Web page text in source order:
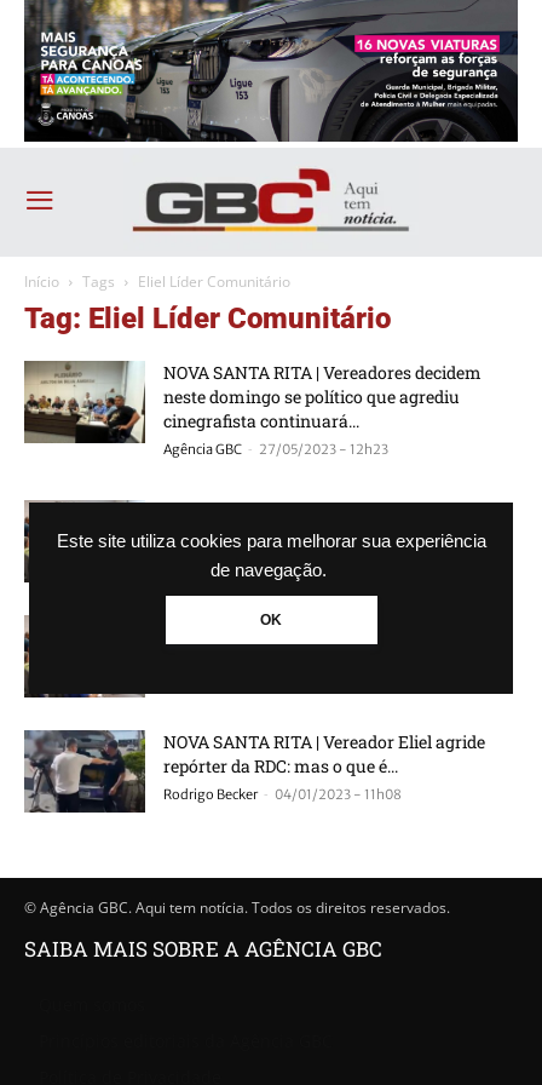
Este site utiliza cookies para melhorar sua experiência
de navegação.
OK
Início Tags Eliel Líder Comunitário
Tag: Eliel Líder Comunitário
NOVA SANTA RITA | Vereadores decidem
neste domingo se político que agrediu
cinegrafista continuará...
Agência GBC - 27/05/2023 - 12h23
selar destino de Eliel, o...
Rodrigo Becker - 22/02/2023 - 14h33
NOVA SANTA RITA | Reunião extraordinária
da Câmara pauta agressão de vereador Eliel
NOVA SANTA RITA | Vereador Eliel agride
repórter da RDC: mas o que é...
Rodrigo Becker - 04/01/2023 - 11h08
© Agência GBC. Aqui tem notícia. Todos os direitos reservados.
SAIBA MAIS SOBRE A AGÊNCIA GBC